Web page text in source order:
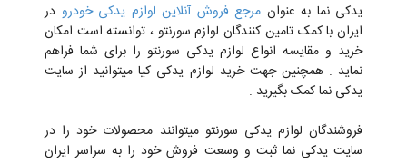
یدکی نما به عنوان مرجع فروش آنلاین لوازم یدکی خودرو در
ایران با کمک تامین کنندگان لوازم سورنتو ، توانسته است امکان
خرید و مقایسه انواع لوازم یدکی سورنتو را برای شما فراهم
نماید . همچنین جهت خرید لوازم یدکی کیا میتوانید از سایت
یدکی نما کمک بگیرید .
فروشندگان لوازم یدکی سورنتو میتوانند محصولات خود را در
سایت یدکی نما ثبت و وسعت فروش خود را به سراسر ایران